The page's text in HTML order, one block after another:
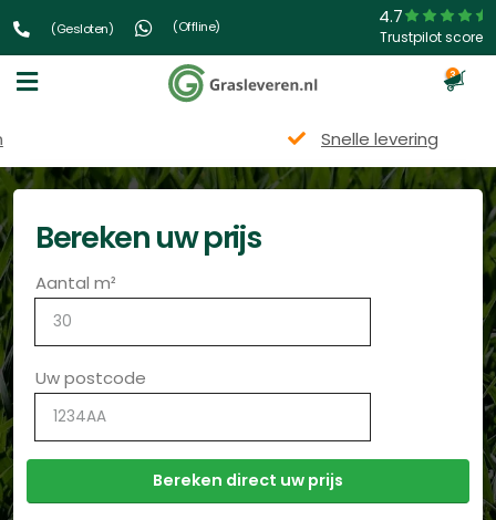
(Gesloten) (Offline) 4.7
Trustpilot score
3
Snelle levering
Bereken uw prijs
Aantal m²
Uw postcode